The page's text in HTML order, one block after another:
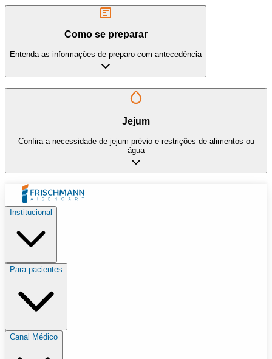
Como se preparar
Entenda as informações de preparo com antecedência
Jejum
Confira a necessidade de jejum prévio e restrições de alimentos ou
água
Institucional
Para pacientes
Canal Médico